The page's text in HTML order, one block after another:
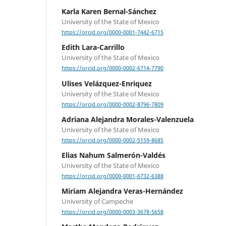
Karla Karen Bernal-Sánchez
University of the State of Mexico
https://orcid.org/0000-0001-7442-6715
Edith Lara-Carrillo
University of the State of Mexico
https://orcid.org/0000-0002-6714-7790
Ulises Velázquez-Enriquez
University of the State of Mexico
https://orcid.org/0000-0002-8796-7809
Adriana Alejandra Morales-Valenzuela
University of the State of Mexico
https://orcid.org/0000-0002-5159-8685
Elias Nahum Salmerón-Valdés
University of the State of Mexico
https://orcid.org/0000-0001-6732-6388
Miriam Alejandra Veras-Hernández
University of Campeche
https://orcid.org/0000-0003-3678-5658